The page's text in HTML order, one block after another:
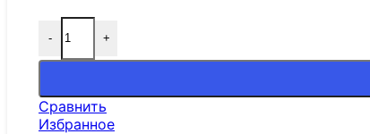
- +
Сравнить
Избранное